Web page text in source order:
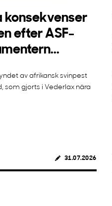
konsekvenser
efter ASF-
av afrikansk svinpest
som gjorts i Vederlax nära
31.07.2026